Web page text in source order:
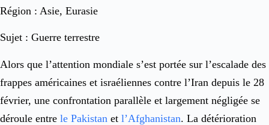
Région : Asie, Eurasie
Sujet : Guerre terrestre
Alors que l’attention mondiale s’est portée sur l’escalade des
frappes américaines et israéliennes contre l’Iran depuis le 28
février, une confrontation parallèle et largement négligée se
déroule entre le Pakistan et l’Afghanistan. La détérioration